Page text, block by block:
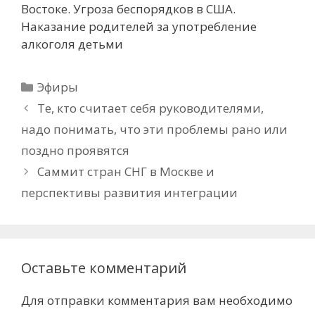
Востоке. Угроза беспорядков в США.
Наказание родителей за употребление
алкоголя детьми
Рубрики
Эфиры
Те, кто считает себя руководителями,
надо понимать, что эти проблемы рано или
поздно проявятся
Саммит стран СНГ в Москве и
перспективы развития интеграции
Оставьте комментарий
Для отправки комментария вам необходимо